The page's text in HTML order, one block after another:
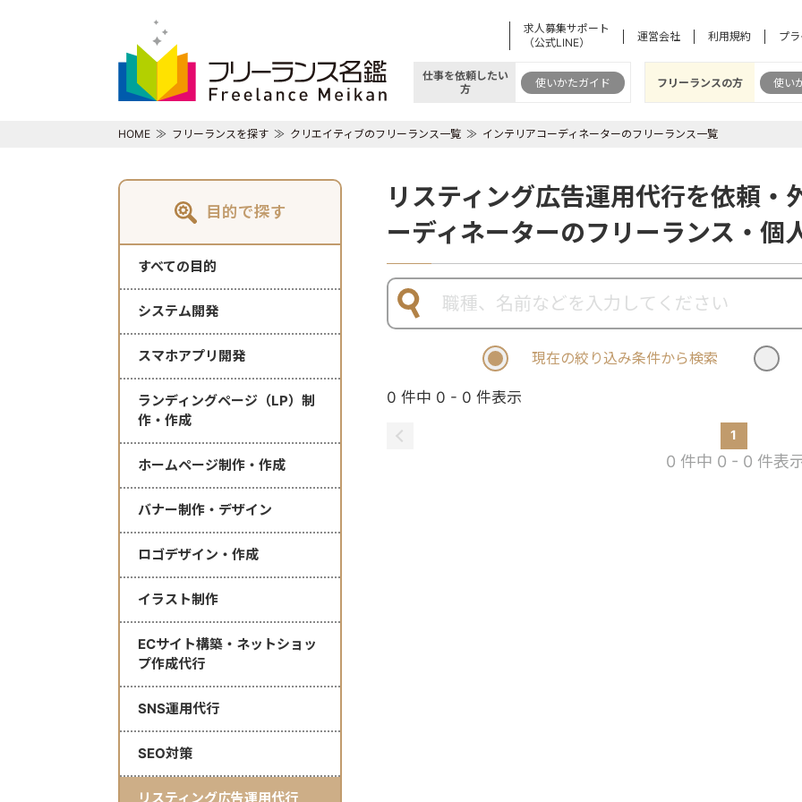
求人募集サポート
（公式LINE）
運営会社 利用規約 プ
仕事を依頼したい
方
使いかたガイド フリーランスの方 使い
HOME フリーランスを探す クリエイティブのフリーランス一覧 インテリアコーディネーターのフリーランス一覧
目的で探す
すべての目的
システム開発
スマホアプリ開発
ランディングページ（LP）制
作・作成
ホームページ制作・作成
バナー制作・デザイン
ロゴデザイン・作成
イラスト制作
ECサイト構築・ネットショッ
プ作成代行
SNS運用代行
SEO対策
リスティング広告運用代行
リスティング広告運用代行を依頼・
ーディネーターのフリーランス・個
現在の絞り込み条件から検索
0 件中 0 - 0 件表示
1
0 件中 0 - 0 件表